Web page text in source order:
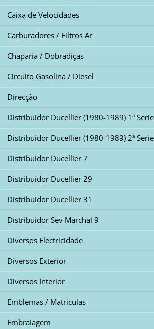
Caixa de Velocidades
Carburadores / Filtros Ar
Chaparia / Dobradiças
Circuito Gasolina / Diesel
Direcção
Distribuidor Ducellier (1980-1989) 1ª Serie
Distribuidor Ducellier (1980-1989) 2ª Serie
Distribuidor Ducellier 7
Distribuidor Ducellier 29
Distribuidor Ducellier 31
Distribuidor Sev Marchal 9
Diversos Electricidade
Diversos Exterior
Diversos Interior
Emblemas / Matriculas
Embraiagem